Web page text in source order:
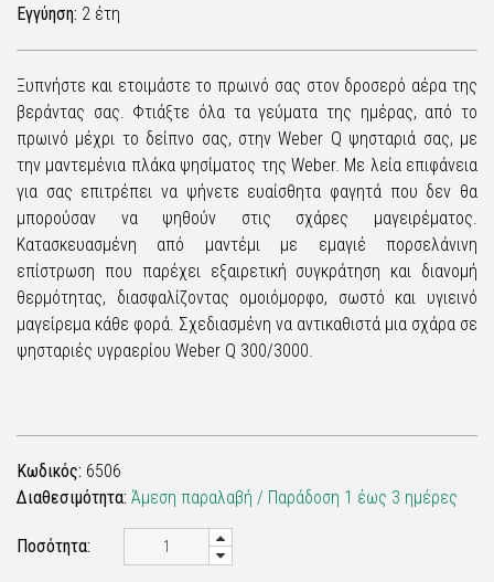
Εγγύηση: 2 έτη
Ξυπνήστε και ετοιμάστε το πρωινό σας στον δροσερό αέρα της
βεράντας σας. Φτιάξτε όλα τα γεύματα της ημέρας, από το
πρωινό μέχρι το δείπνο σας, στην Weber Q ψησταριά σας, με
την μαντεμένια πλάκα ψησίματος της Weber. Με λεία επιφάνεια
για σας επιτρέπει να ψήνετε ευαίσθητα φαγητά που δεν θα
μπορούσαν να ψηθούν στις σχάρες μαγειρέματος.
Κατασκευασμένη από μαντέμι με εμαγιέ πορσελάνινη
επίστρωση που παρέχει εξαιρετική συγκράτηση και διανομή
θερμότητας, διασφαλίζοντας ομοιόμορφο, σωστό και υγιεινό
μαγείρεμα κάθε φορά. Σχεδιασμένη να αντικαθιστά μια σχάρα σε
ψησταριές υγραερίου Weber Q 300/3000.
Κωδικός: 6506
Διαθεσιμότητα: Άμεση παραλαβή / Παράδoση 1 έως 3 ημέρες
Ποσότητα: